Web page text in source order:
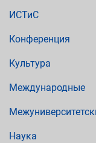
ИСТиС
Конференция
Культура
Международные
Наука